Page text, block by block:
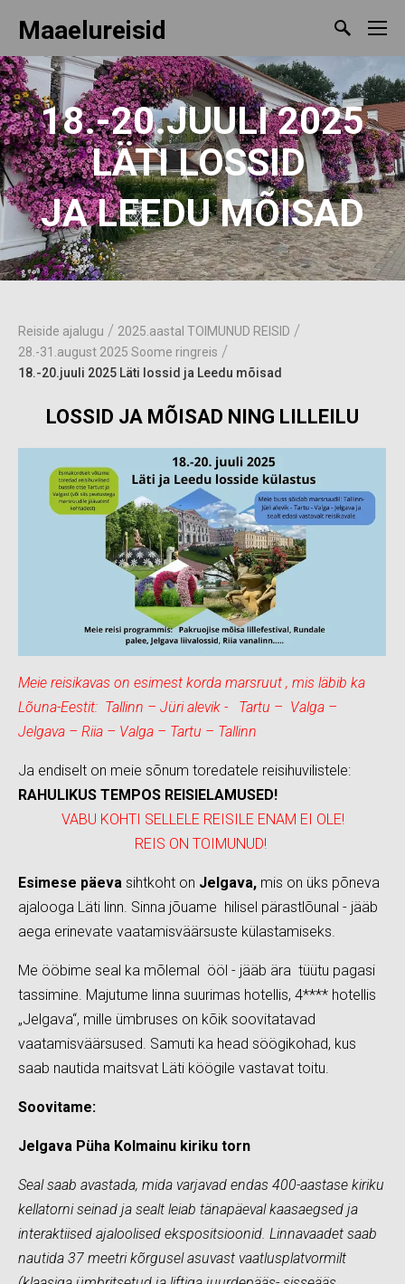
Maaelureisid
18.-20.JUULI 2025
LÄTI LOSSID
JA LEEDU MÕISAD
Reiside ajalugu / 2025.aastal TOIMUNUD REISID /
28.-31.august 2025 Soome ringreis /
18.-20.juuli 2025 Läti lossid ja Leedu mõisad
LOSSID JA MÕISAD NING LILLEILU
Meie reisikavas on esimest korda marsruut , mis läbib ka
Lõuna-Eestit: Tallinn – Jüri alevik - Tartu – Valga –
Jelgava – Riia – Valga – Tartu – Tallinn
Ja endiselt on meie sõnum toredatele reisihuvilistele:
RAHULIKUS TEMPOS REISIELAMUSED!
VABU KOHTI SELLELE REISILE ENAM EI OLE!
REIS ON TOIMUNUD!
Esimese päeva sihtkoht on Jelgava, mis on üks põneva
ajalooga Läti linn. Sinna jõuame hilisel pärastlõunal - jääb
aega erinevate vaatamisväärsuste külastamiseks.
Me ööbime seal ka mõlemal ööl - jääb ära tüütu pagasi
tassimine. Majutume linna suurimas hotellis, 4**** hotellis
„Jelgava“, mille ümbruses on kõik soovitatavad
vaatamisväärsused. Samuti ka head söögikohad, kus
saab nautida maitsvat Läti köögile vastavat toitu.
Soovitame:
Jelgava Püha Kolmainu kiriku torn
Seal saab avastada, mida varjavad endas 400-aastase kiriku
kellatorni seinad ja sealt leiab tänapäeval kaasaegsed ja
interaktiised ajaloolised ekspositsioonid. Linnavaadet saab
nautida 37 meetri kõrgusel asuvast vaatlusplatvormilt